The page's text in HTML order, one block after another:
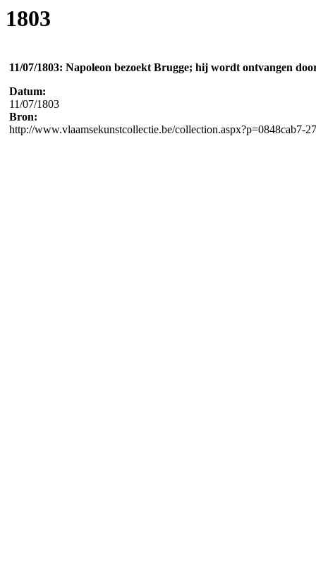
1803
11/07/1803: Napoleon bezoekt Brugge; hij wordt ontvangen
Datum:
11/07/1803
Bron:
http://www.vlaamsekunstcollectie.be/